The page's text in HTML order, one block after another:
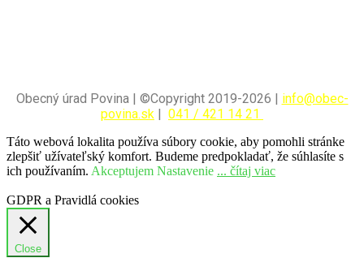
Obecný úrad Povina | ©Copyright 2019-2026 | info@obec-
povina.sk
041 / 421 14 21
Táto webová lokalita používa súbory cookie, aby pomohli stránke
zlepšiť užívateľský komfort. Budeme predpokladať, že súhlasíte s
ich používaním. Akceptujem Nastavenie ... čítaj viac
GDPR a Pravidlá cookies
Close